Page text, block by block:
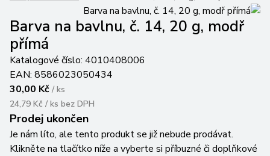
Barva na bavlnu, č. 14, 20 g, modř
přímá
Katalogové číslo: 4010408006
EAN: 8586023050434
30,00 Kč / ks
24,79 Kč / ks bez DPH
Prodej ukončen
Je nám líto, ale tento produkt se již nebude prodávat.
Klikněte na tlačítko níže a vyberte si příbuzné či doplňkové